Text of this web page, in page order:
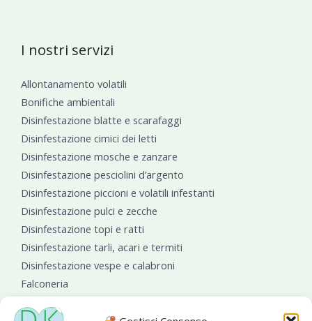
I nostri servizi
Allontanamento volatili
Bonifiche ambientali
Disinfestazione blatte e scarafaggi
Disinfestazione cimici dei letti
Disinfestazione mosche e zanzare
Disinfestazione pesciolini d’argento
Disinfestazione piccioni e volatili infestanti
Disinfestazione pulci e zecche
Disinfestazione topi e ratti
Disinfestazione tarli, acari e termiti
Disinfestazione vespe e calabroni
Falconeria